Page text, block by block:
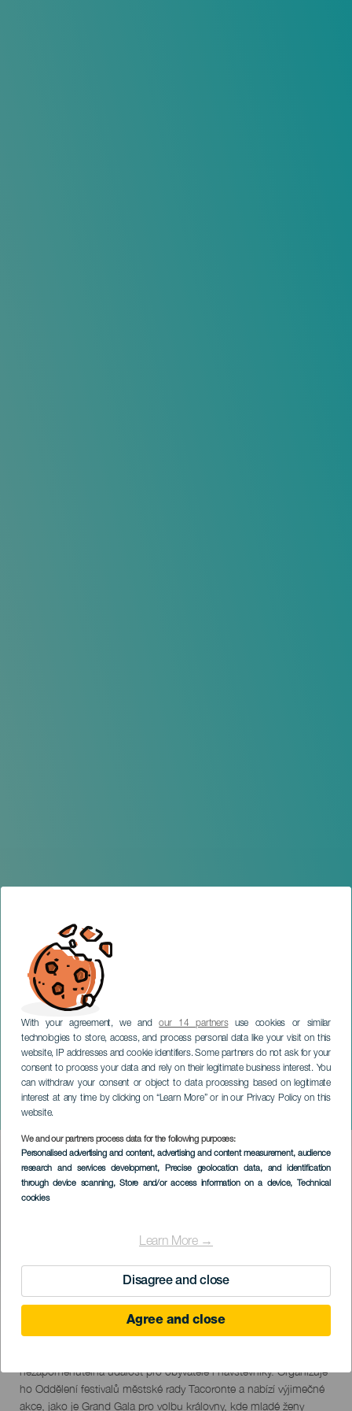
With your agreement, we andour 14 partnersuse cookies or similar
technologies to store, access, and process personal data like your visit on this
website, IP addresses and cookie identifiers. Some partners do not ask for your
consent to process your data and rely on their legitimate business interest. You
can withdraw your consent or object to data processing based on legitimate
interest at any time by clicking on “Learn More” or in our Privacy Policy on this
website.
We and our partners process data for the following purposes:
Personalised advertising and content, advertising and content measurement, audience
research and services development, Precise geolocation data, and identification
through device scanning, Store and/or access information on a device, Technical
cookies
Learn More →
Disagree and close
Agree and close
Piñata Chica Tacoronte
TENERIFE
Imagen
Listado
February 2027
Localidad
Descripción
evento
Piñata Chica de Tacoronte je festival plný hudby, barev a zábavy,
nezapomenutelná událost pro obyvatele i návštěvníky. Organizuje
ho Oddělení festivalů městské rady Tacoronte a nabízí výjimečné
akce, jako je Grand Gala pro volbu královny, kde mladé ženy